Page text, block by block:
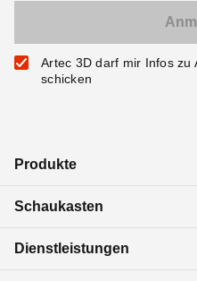
Artec 3D darf mir Infos zu
schicken
Produkte
Schaukasten
Dienstleistungen